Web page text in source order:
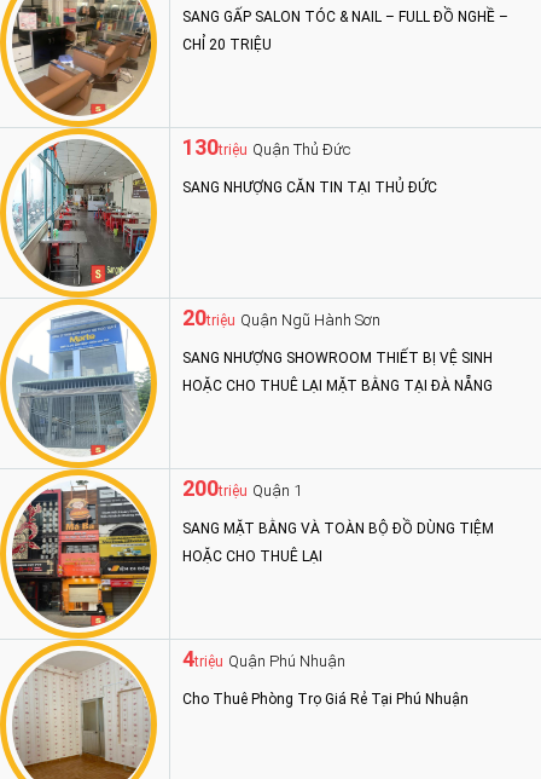
SANG GẤP SALON TÓC & NAIL – FULL ĐỒ NGHỀ –
CHỈ 20 TRIỆU
130triệu Quận Thủ Đức
SANG NHƯỢNG CĂN TIN TẠI THỦ ĐỨC
20triệu Quận Ngũ Hành Sơn
SANG NHƯỢNG SHOWROOM THIẾT BỊ VỆ SINH
HOẶC CHO THUÊ LẠI MẶT BẰNG TẠI ĐÀ NẴNG
200triệu Quận 1
SANG MẶT BẰNG VÀ TOÀN BỘ ĐỒ DÙNG TIỆM
HOẶC CHO THUÊ LẠI
4triệu Quận Phú Nhuận
Cho Thuê Phòng Trọ Giá Rẻ Tại Phú Nhuận